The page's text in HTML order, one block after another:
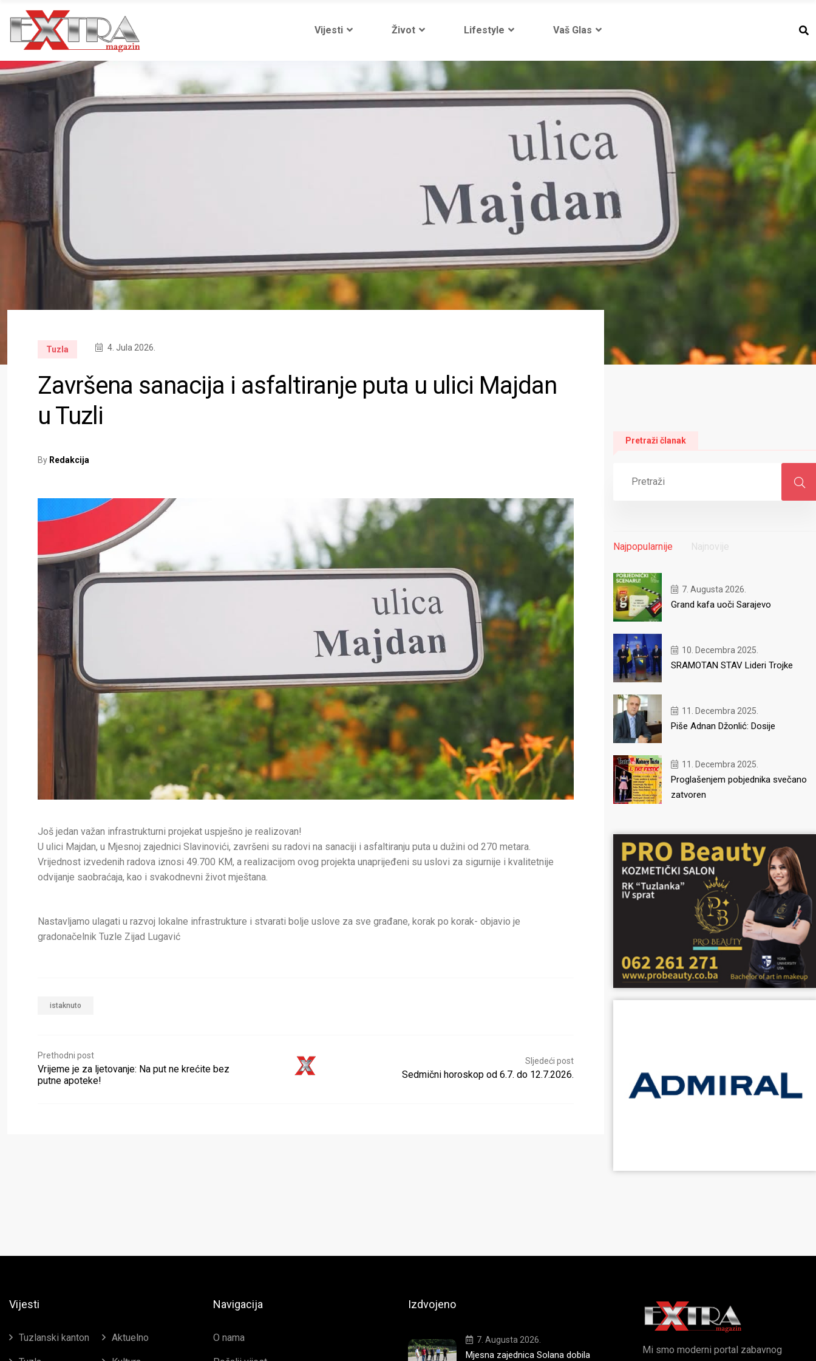
Vijesti Život Lifestyle Vaš Glas
Tuzla 4. Jula 2026.
Završena sanacija i asfaltiranje puta u ulici Majdan
u Tuzli
By Redakcija
Još jedan važan infrastrukturni projekat uspješno je realizovan!
U ulici Majdan, u Mjesnoj zajednici Slavinovići, završeni su radovi na sanaciji i asfaltiranju puta u dužini od 270 metara.
Vrijednost izvedenih radova iznosi 49.700 KM, a realizacijom ovog projekta unaprijeđeni su uslovi za sigurnije i kvalitetnije
odvijanje saobraćaja, kao i svakodnevni život mještana.
Nastavljamo ulagati u razvoj lokalne infrastrukture i stvarati bolje uslove za sve građane, korak po korak- objavio je
gradonačelnik Tuzle Zijad Lugavić
istaknuto
Prethodni post
Vrijeme je za ljetovanje: Na put ne krećite bez
putne apoteke!
Sljedeći post
Sedmični horoskop od 6.7. do 12.7.2026.
Pretraži članak
Najpopularnije Najnovije
7. Augusta 2026.
Grand kafa uoči Sarajevo
10. Decembra 2025.
SRAMOTAN STAV Lideri Trojke
11. Decembra 2025.
Piše Adnan Džonlić: Dosije
11. Decembra 2025.
Proglašenjem pobjednika svečano
zatvoren
Vijesti
Tuzlanski kanton Aktuelno
Navigacija
O nama
Izdvojeno
7. Augusta 2026.
Mjesna zajednica Solana dobila
Mi smo moderni portal zabavnog